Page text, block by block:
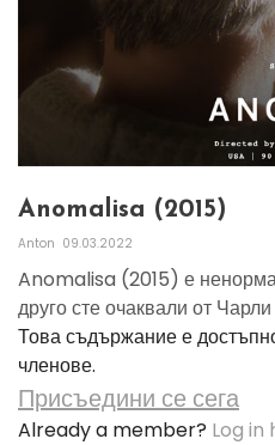
Anomalisa (2015)
Anton 09.03.2022
Anomalisa (2015) е
друго сте очаквали от
Това съдържание е
членове.
Присъедини се сега
Already a member? Log in